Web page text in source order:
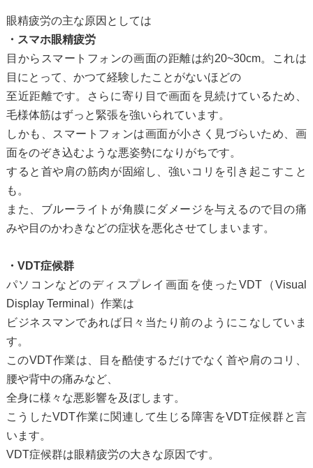
眼精疲労の主な原因としては
・スマホ眼精疲労
目からスマートフォンの画面の距離は約20~30cm。これは
目にとって、かつて経験したことがないほどの
至近距離です。さらに寄り目で画面を見続けているため、
毛様体筋はずっと緊張を強いられています。
しかも、スマートフォンは画面が小さく見づらいため、画
面をのぞき込むような悪姿勢になりがちです。
すると首や肩の筋肉が固縮し、強いコリを引き起こすこと
も。
また、ブルーライトが角膜にダメージを与えるので目の痛
みや目のかわきなどの症状を悪化させてしまいます。
・VDT症候群
パソコンなどのディスプレイ画面を使ったVDT（Visual
Display Terminal）作業は
ビジネスマンであれば日々当たり前のようにこなしていま
す。
このVDT作業は、目を酷使するだけでなく首や肩のコリ、
腰や背中の痛みなど、
全身に様々な悪影響を及ぼします。
こうしたVDT作業に関連して生じる障害をVDT症候群と言
います。
VDT症候群は眼精疲労の大きな原因です。